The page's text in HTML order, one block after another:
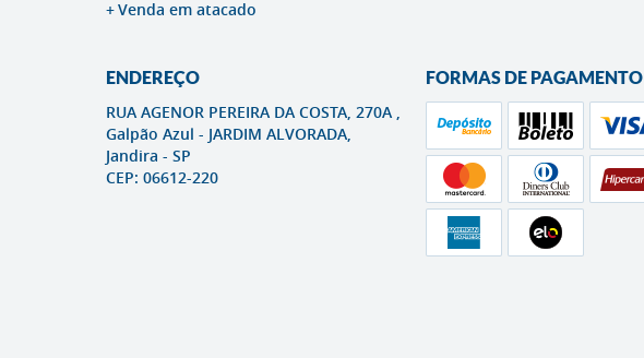
Venda em atacado
ENDEREÇO
RUA AGENOR PEREIRA DA COSTA, 270A ,
Galpão Azul - JARDIM ALVORADA,
Jandira - SP
CEP: 06612-220
FORMAS DE PAGAMENTO